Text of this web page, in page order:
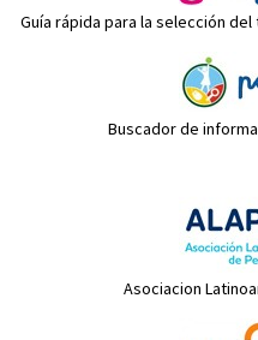
Guía rápida para la selección
Buscador de
Asociacion